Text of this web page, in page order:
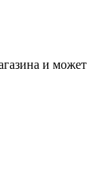
и может